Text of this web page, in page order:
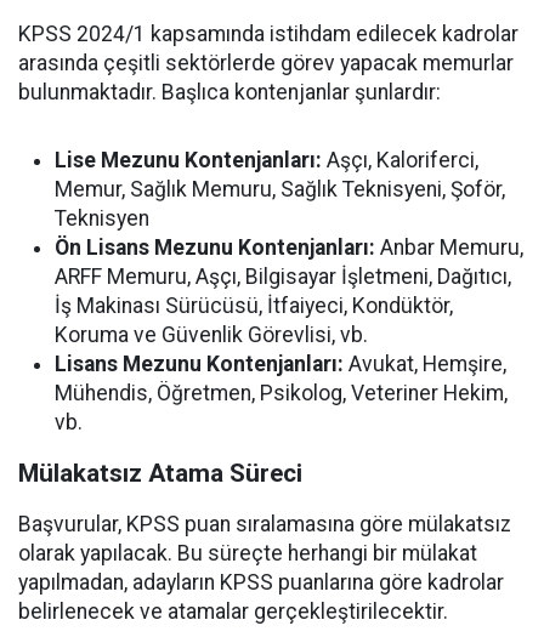
KPSS 2024/1 kapsamında istihdam edilecek kadrolar
arasında çeşitli sektörlerde görev yapacak memurlar
bulunmaktadır. Başlıca kontenjanlar şunlardır:
Lise Mezunu Kontenjanları: Aşçı, Kaloriferci,
Memur, Sağlık Memuru, Sağlık Teknisyeni, Şoför,
Teknisyen
Ön Lisans Mezunu Kontenjanları: Anbar Memuru,
ARFF Memuru, Aşçı, Bilgisayar İşletmeni, Dağıtıcı,
İş Makinası Sürücüsü, İtfaiyeci, Kondüktör,
Koruma ve Güvenlik Görevlisi, vb.
Lisans Mezunu Kontenjanları: Avukat, Hemşire,
Mühendis, Öğretmen, Psikolog, Veteriner Hekim,
vb.
Mülakatsız Atama Süreci
Başvurular, KPSS puan sıralamasına göre mülakatsız
olarak yapılacak. Bu süreçte herhangi bir mülakat
yapılmadan, adayların KPSS puanlarına göre kadrolar
belirlenecek ve atamalar gerçekleştirilecektir.